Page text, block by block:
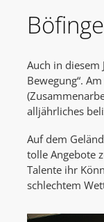
Auch in diesem
Bewegung“.
alljährliches
Auf dem
tolle Angebote
Talente ihr
schlechtem